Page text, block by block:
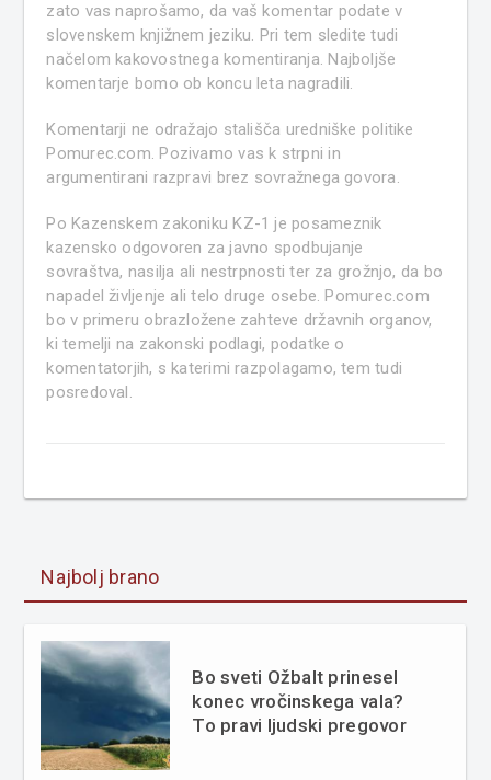
zato vas naprošamo, da vaš komentar podate v
slovenskem knjižnem jeziku. Pri tem sledite tudi
načelom kakovostnega komentiranja. Najboljše
komentarje bomo ob koncu leta nagradili.
Komentarji ne odražajo stališča uredniške politike
Pomurec.com. Pozivamo vas k strpni in
argumentirani razpravi brez sovražnega govora.
Po Kazenskem zakoniku KZ-1 je posameznik
kazensko odgovoren za javno spodbujanje
sovraštva, nasilja ali nestrpnosti ter za grožnjo, da bo
napadel življenje ali telo druge osebe. Pomurec.com
bo v primeru obrazložene zahteve državnih organov,
ki temelji na zakonski podlagi, podatke o
komentatorjih, s katerimi razpolagamo, tem tudi
posredoval.
Najbolj brano
Bo sveti Ožbalt prinesel
konec vročinskega vala?
To pravi ljudski pregovor